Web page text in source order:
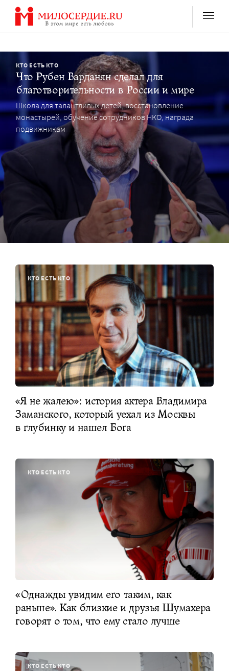
Перейти
содержанию
КТО ЕСТЬ КТО
Что Рубен Варданян сделал для
благотворительности в России и мире
Школа для талантливых детей, восстановление
монастырей, обучение сотрудников НКО, награда
подвижникам
КТО ЕСТЬ КТО
«Я не жалею»: история актера Владимира
Заманского, который уехал из Москвы
в глубинку и нашел Бога
КТО ЕСТЬ КТО
«Однажды увидим его таким, как
раньше». Как близкие и друзья Шумахера
говорят о том, что ему стало лучше
КТО ЕСТЬ КТО